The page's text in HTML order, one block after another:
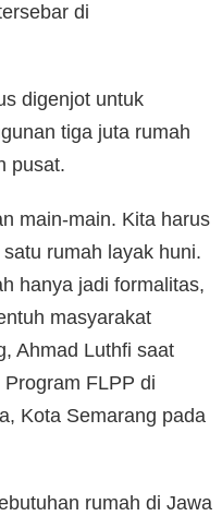
di
digenjot untuk
tiga juta rumah
pusat.
main-main. Kita harus
rumah layak huni.
hanya jadi formalitas,
masyarakat
Ahmad Luthfi saat
FLPP di
Kota Semarang pada
rumah di Jawa